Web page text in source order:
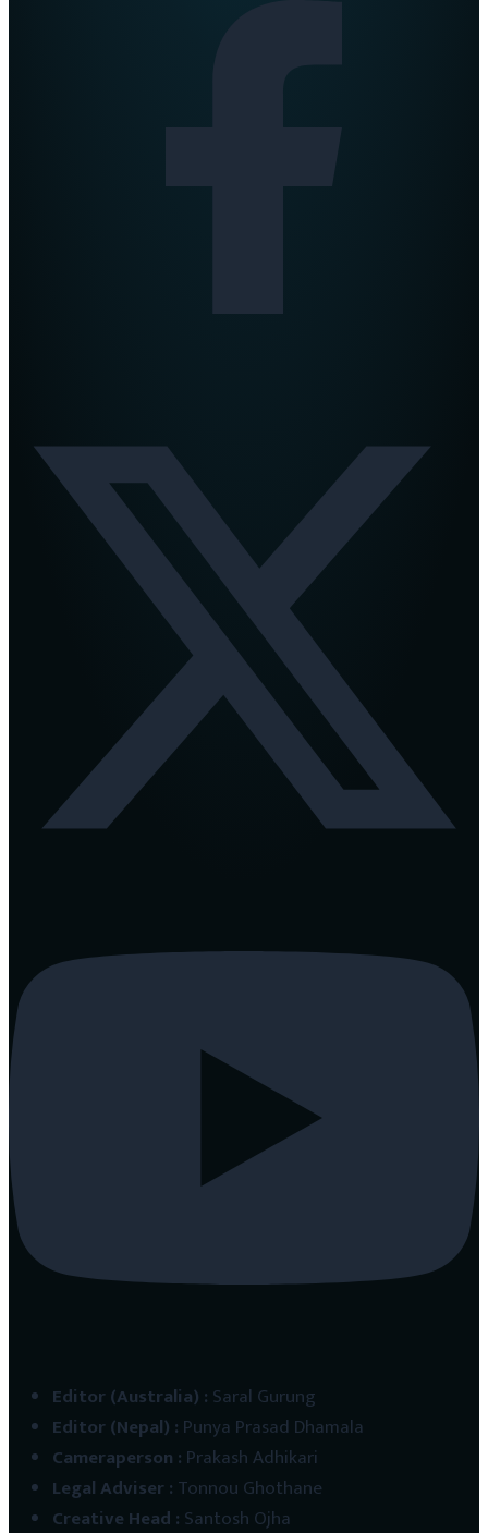
Editor (Australia) : Saral Gurung
Editor (Nepal) : Punya Prasad Dhamala
Cameraperson : Prakash Adhikari
Legal Adviser: Tonnou Ghothane
Creative Head : Santosh Ojha